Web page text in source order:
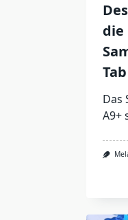
die
Das
A9+